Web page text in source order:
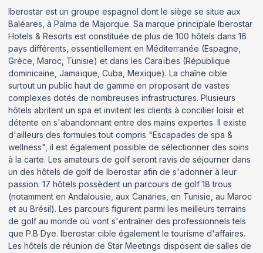
Iberostar est un groupe espagnol dont le siège se situe aux
Baléares, à Palma de Majorque. Sa marque principale Iberostar
Hotels & Resorts est constituée de plus de 100 hôtels dans 16
pays différents, essentiellement en Méditerranée (Espagne,
Grèce, Maroc, Tunisie) et dans les Caraïbes (République
dominicaine, Jamaïque, Cuba, Mexique). La chaîne cible
surtout un public haut de gamme en proposant de vastes
complexes dotés de nombreuses infrastructures. Plusieurs
hôtels abritent un spa et invitent les clients à concilier loisir et
détente en s'abandonnant entre des mains expertes. Il existe
d'ailleurs des formules tout compris "Escapades de spa &
wellness", il est également possible de sélectionner des soins
à la carte. Les amateurs de golf seront ravis de séjourner dans
un des hôtels de golf de Iberostar afin de s'adonner à leur
passion. 17 hôtels possèdent un parcours de golf 18 trous
(notamment en Andalousie, aux Canaries, en Tunisie, au Maroc
et au Brésil). Les parcours figurent parmi les meilleurs terrains
de golf au monde où vont s'entraîner des professionnels tels
que P.B Dye. Iberostar cible également le tourisme d'affaires.
Les hôtels de réunion de Star Meetings disposent de salles de